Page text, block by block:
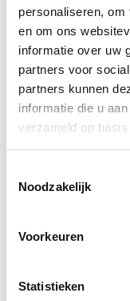
personaliseren,
en om ons
informatie over uw
partners voor
partners kunnen
informatie die u
verzameld op
Noodzakelijk
Voorkeuren
Statistieken
FUSSRING ?
FUSSRING AUS
Verfügbar